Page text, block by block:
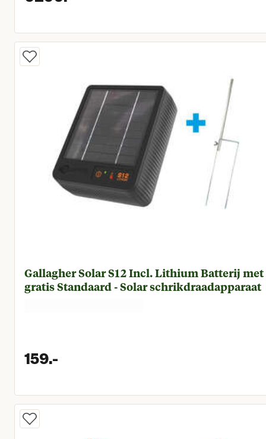
Huidige prijs € 6.299,00
Gallagher Solar S12 Incl. Lithium Batterij met
gratis Standaard - Solar schrikdraadapparaat
159.-
Huidige prijs € 159,00